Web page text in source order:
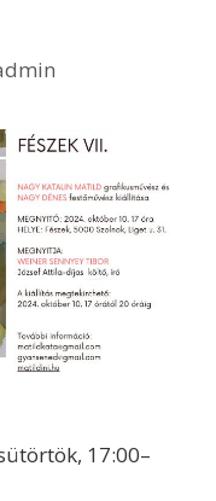
17:00–